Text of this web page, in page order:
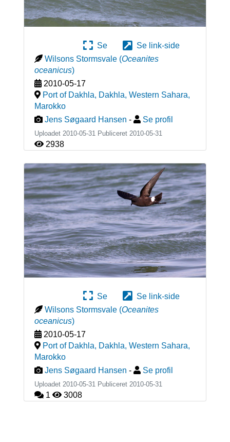
Se
Se link-side
Wilsons Stormsvale (Oceanites
oceanicus)
2010-05-17
Port of Dakhla, Dakhla, Western Sahara,
Marokko
Jens Søgaard Hansen - Se profil
Uploadet 2010-05-31 Publiceret 2010-05-31
2938
Se
Se link-side
Wilsons Stormsvale (Oceanites
oceanicus)
2010-05-17
Port of Dakhla, Dakhla, Western Sahara,
Marokko
Jens Søgaard Hansen - Se profil
Uploadet 2010-05-31 Publiceret 2010-05-31
1 3008